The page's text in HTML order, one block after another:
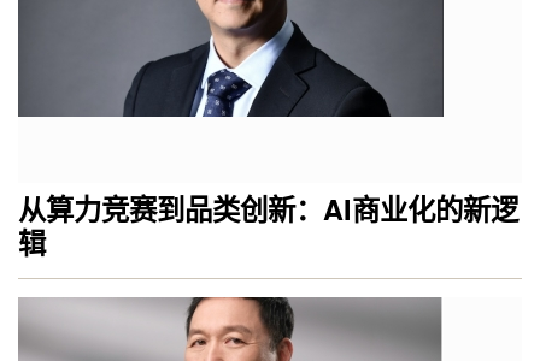
从算力竞赛到品类创新：AI商业化的新逻
辑